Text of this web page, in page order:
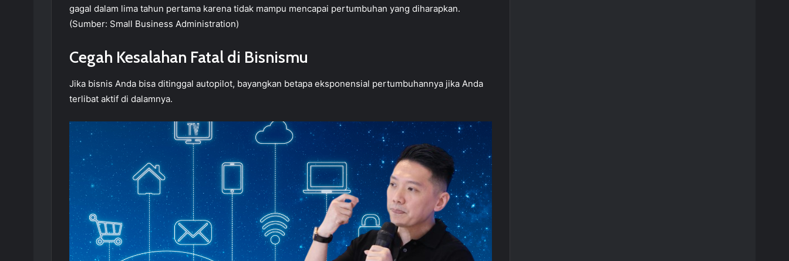
gagal dalam lima tahun pertama karena tidak mampu mencapai pertumbuhan yang diharapkan.
(Sumber: Small Business Administration)
Cegah Kesalahan Fatal di Bisnismu
Jika bisnis Anda bisa ditinggal autopilot, bayangkan betapa eksponensial pertumbuhannya jika Anda
terlibat aktif di dalamnya.